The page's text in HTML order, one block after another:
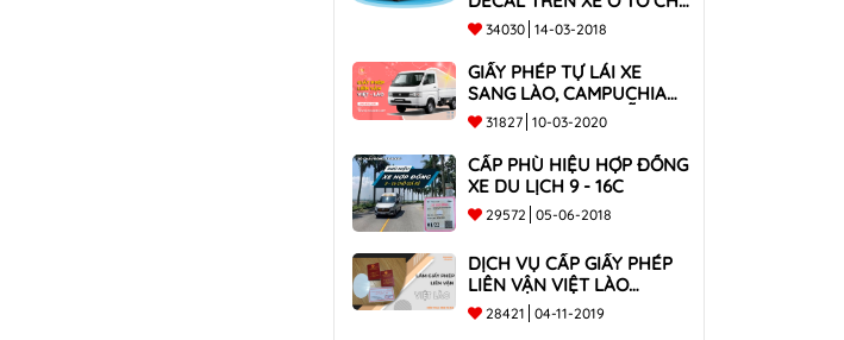
CÔNG TY
34030 14-03-2018
GIẤY PHÉP TỰ LÁI XE
SANG LÀO, CAMPUCHIA
CHO XE DƯỚI 9 CHỖ VÀ
XE BÁN TẢI
31827 10-03-2020
CẤP PHÙ HIỆU HỢP ĐỒNG
XE DU LỊCH 9 - 16C
29572 05-06-2018
DỊCH VỤ CẤP GIẤY PHÉP
LIÊN VẬN VIỆT LÀO
NHANH CHÓNG , UY TÍN
TOÀN QUỐC
28421 04-11-2019